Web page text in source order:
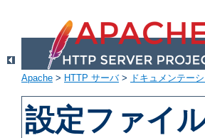
Apache > HTTP サーバ> ドキュメンテー
設定ファイ